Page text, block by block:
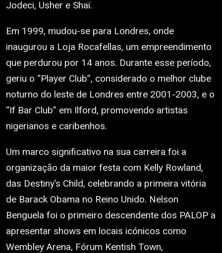
Jodeci, Usher e Shaï.
Em 1999, mudou-se para Londres, onde
inaugurou a Loja Rocafellas, um empreendimento
que perdurou por 14 anos. Durante esse período,
geriu o “Player Club”, considerado o melhor clube
noturno do leste de Londres entre 2001-2003, e o
“If Bar Club” em Ilford, promovendo artistas
nigerianos e caribenhos.
Um marco significativo na sua carreira foi a
organização da maior festa com Kelly Rowland,
das Destiny’s Child, celebrando a primeira vitória
de Barack Obama no Reino Unido. Nelson
Benguela foi o primeiro descendente dos PALOP a
apresentar shows em locais icónicos como
Wembley Arena, Fórum Kentish Town,